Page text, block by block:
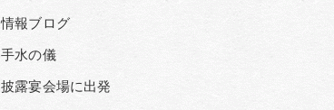
情報ブログ
手水の儀
披露宴会場に出発